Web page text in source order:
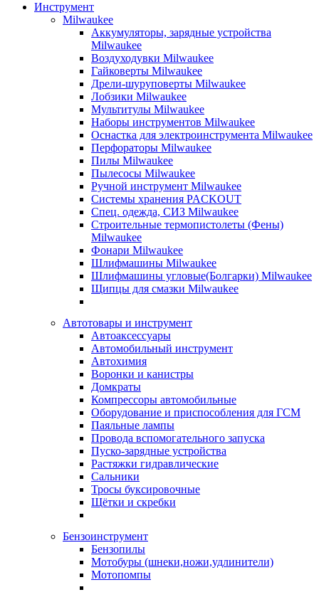
Инструмент
Milwaukee
Аккумуляторы, зарядные устройства
Milwaukee
Воздуходувки Milwaukee
Гайковерты Milwaukee
Дрели-шуруповерты Milwaukee
Лобзики Milwaukee
Мультитулы Milwaukee
Наборы инструментов Milwaukee
Оснастка для электроинструмента Milwaukee
Перфораторы Milwaukee
Пилы Milwaukee
Пылесосы Milwaukee
Ручной инструмент Milwaukee
Системы хранения PACKOUT
Спец. одежда, СИЗ Milwaukee
Строительные термопистолеты (Фены)
Milwaukee
Фонари Milwaukee
Шлифмашины Milwaukee
Шлифмашины угловые(Болгарки) Milwaukee
Щипцы для смазки Milwaukee
Автотовары и инструмент
Автоаксессуары
Автомобильный инструмент
Автохимия
Воронки и канистры
Домкраты
Компрессоры автомобильные
Оборудование и приспособления для ГСМ
Паяльные лампы
Провода вспомогательного запуска
Пуско-зарядные устройства
Растяжки гидравлические
Сальники
Тросы буксировочные
Щётки и скребки
Бензоинструмент
Бензопилы
Мотобуры (шнеки,ножи,удлинители)
Мотопомпы